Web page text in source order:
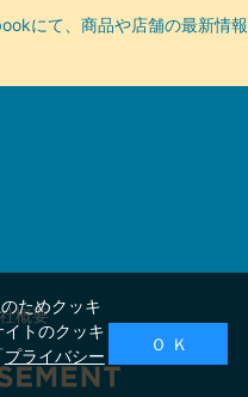
にて、商品や店舗の最新情報
概要
ためクッキ
トのクッキ
プライバシー
Ｏ Ｋ